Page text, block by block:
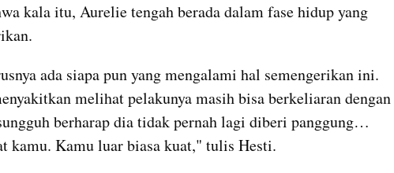
kala itu, Aurelie tengah berada dalam fase hidup yang
ada siapa pun yang mengalami hal semengerikan ini.
melihat pelakunya masih bisa berkeliaran dengan
berharap dia tidak pernah lagi diberi panggung…
kamu. Kamu luar biasa kuat," tulis Hesti.